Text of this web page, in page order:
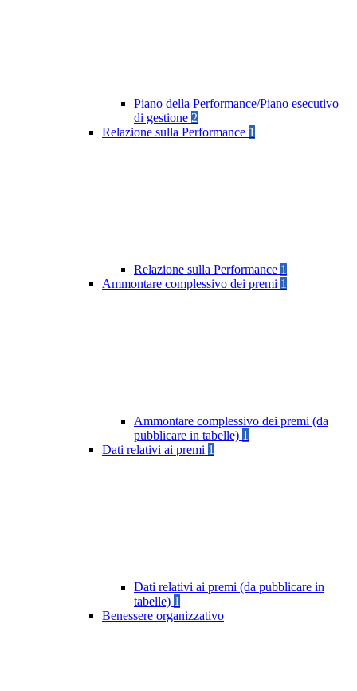
Piano della Performance/Piano esecutivo
di gestione 2
Relazione sulla Performance 1
Relazione sulla Performance 1
Ammontare complessivo dei premi 1
Ammontare complessivo dei premi (da
pubblicare in tabelle) 1
Dati relativi ai premi 1
Dati relativi ai premi (da pubblicare in
tabelle) 1
Benessere organizzativo